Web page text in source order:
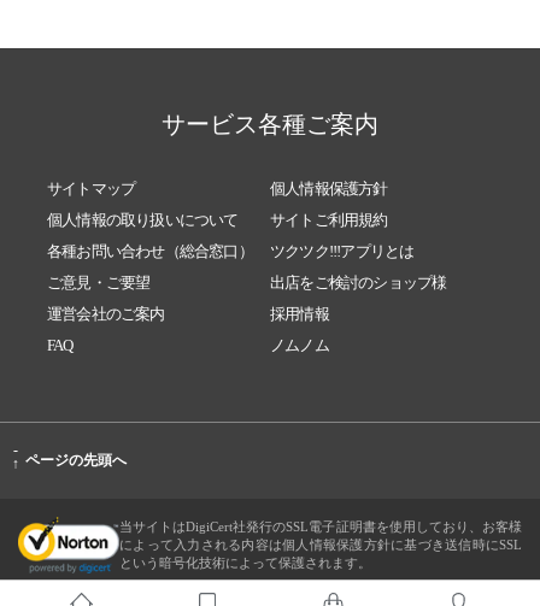
サービス各種ご案内
サイトマップ
個人情報保護方針
個人情報の取り扱いについて
サイトご利用規約
各種お問い合わせ（総合窓口）
ツクツク!!!アプリとは
ご意見・ご要望
出店をご検討のショップ様
運営会社のご案内
採用情報
FAQ
ノムノム
-
↑ ページの先頭へ
当サイトはDigiCert社発行のSSL電子証明書を使用しており、お客様
によって入力される内容は個人情報保護方針に基づき送信時にSSL
という暗号化技術によって保護されます。